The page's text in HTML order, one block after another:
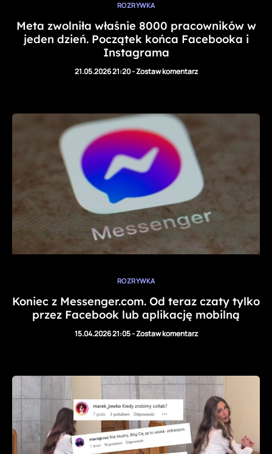
ROZRYWKA
Meta zwolniła właśnie 8000 pracowników w
jeden dzień. Początek końca Facebooka i
Instagrama
21.05.2026 21:20-Zostaw komentarz
ROZRYWKA
Koniec z Messenger.com. Od teraz czaty tylko
przez Facebook lub aplikację mobilną
15.04.2026 21:05-Zostaw komentarz